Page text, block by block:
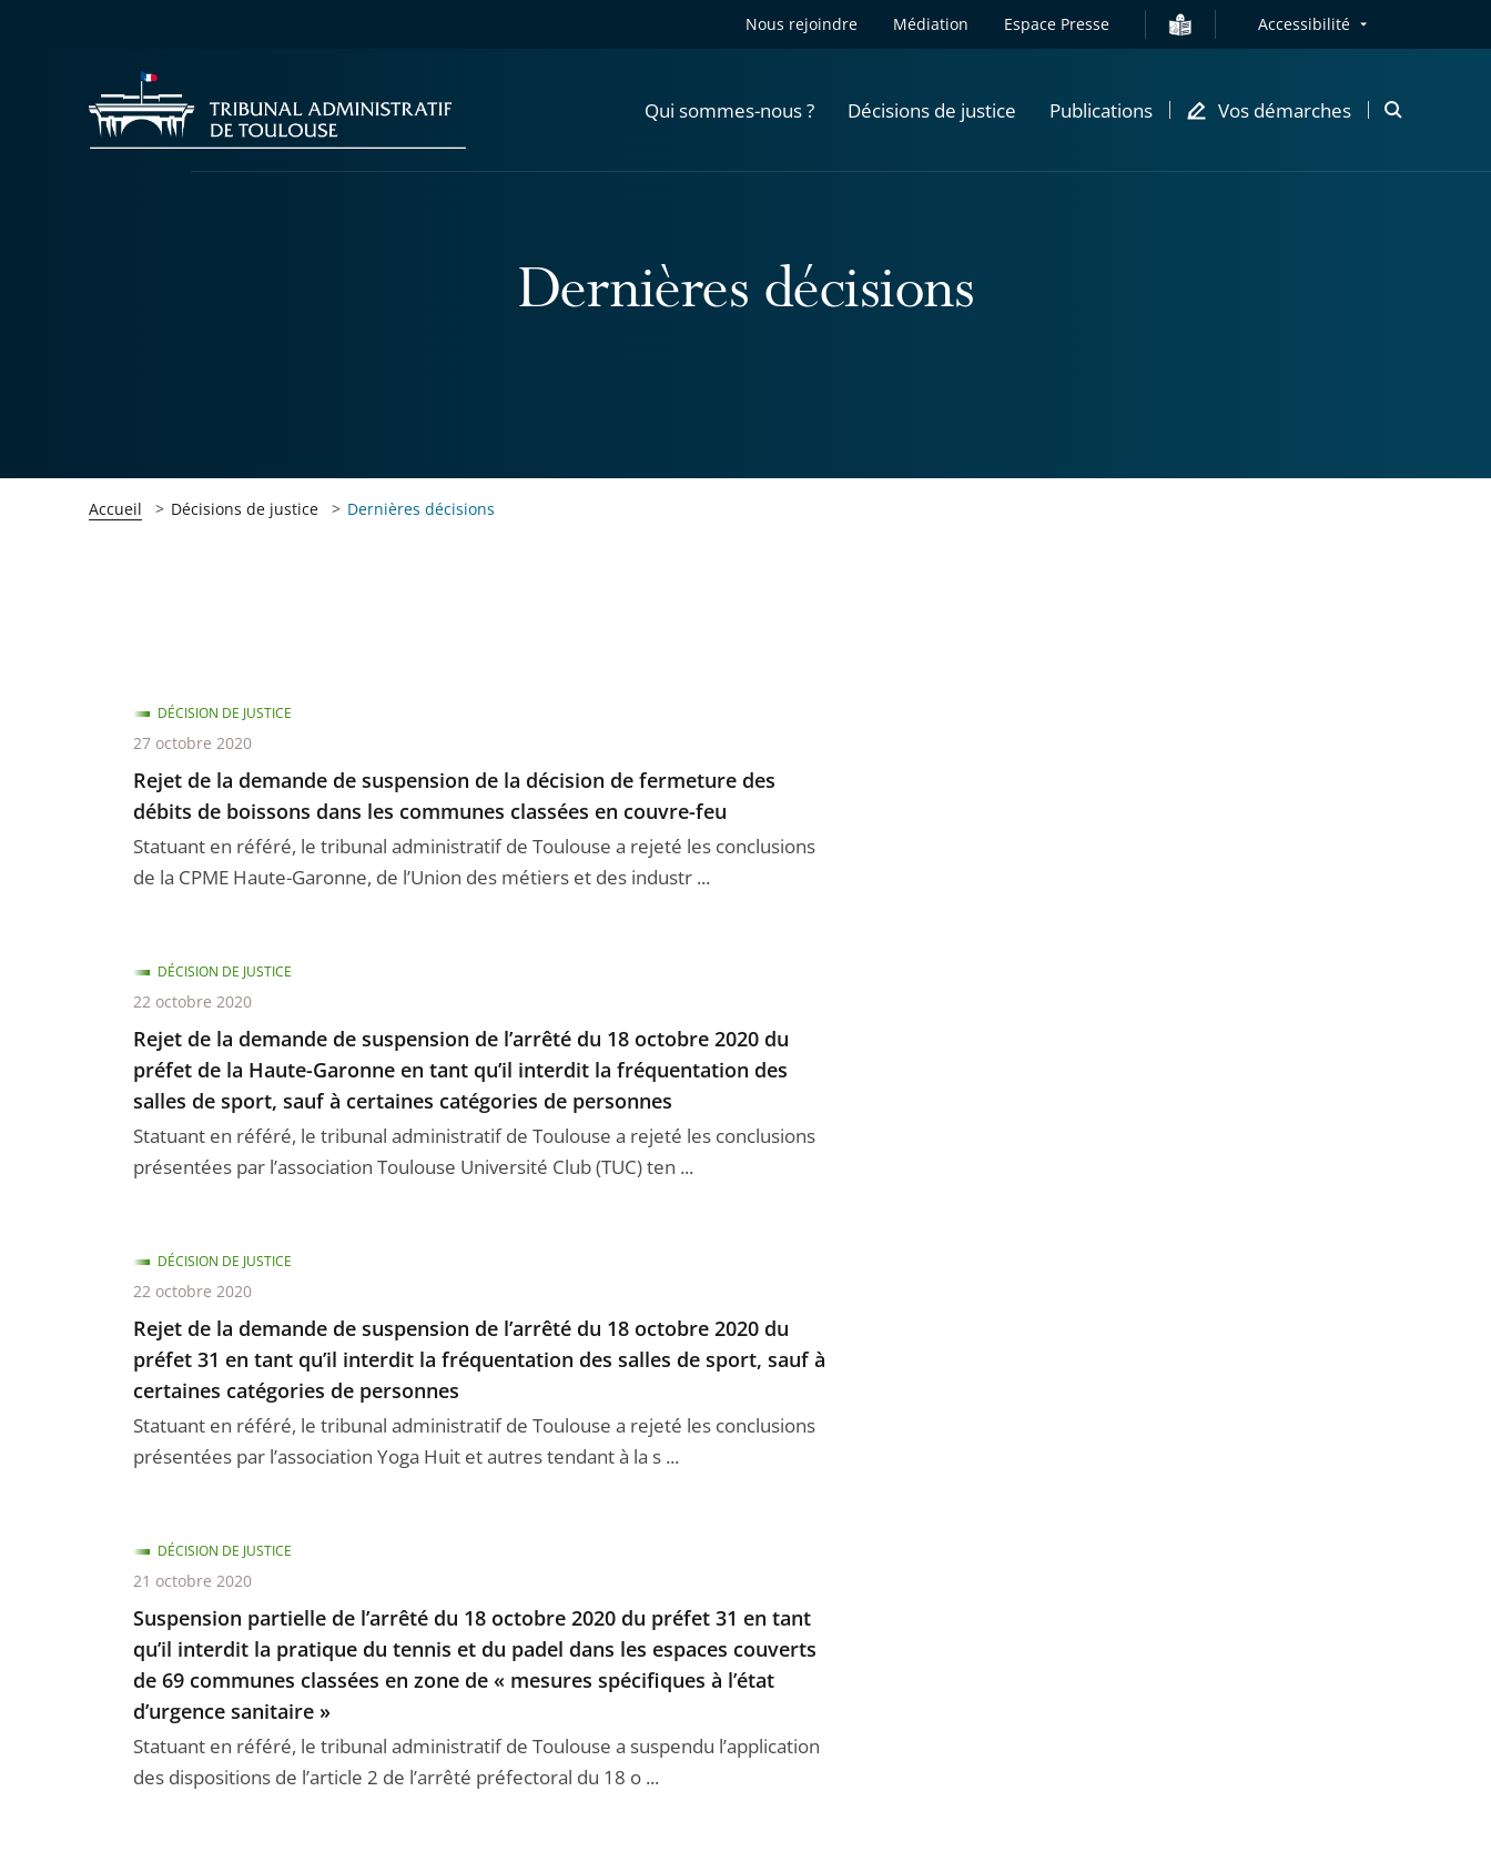
Nous rejoindre Médiation Espace Presse Accessibilité
Qui sommes-nous ? Décisions de justice Publications Vos démarches
Ouvrir
Dernières décisions
Accueil Décisions de justice Dernières décisions
Rejet de la demande de suspension de la décision de fermeture des
débits de boissons dans les communes classées en couvre-feu
Statuant en référé, le tribunal administratif de Toulouse a rejeté les conclusions
de la CPME Haute-Garonne, de l’Union des métiers et des industr ...
DÉCISION DE JUSTICE
27 octobre 2020
Rejet de la demande de suspension de l’arrêté du 18 octobre 2020 du
préfet de la Haute-Garonne en tant qu’il interdit la fréquentation des
salles de sport, sauf à certaines catégories de personnes
Statuant en référé, le tribunal administratif de Toulouse a rejeté les conclusions
présentées par l’association Toulouse Université Club (TUC) ten ...
DÉCISION DE JUSTICE
22 octobre 2020
Rejet de la demande de suspension de l’arrêté du 18 octobre 2020 du
préfet 31 en tant qu’il interdit la fréquentation des salles de sport, sauf à
certaines catégories de personnes
Statuant en référé, le tribunal administratif de Toulouse a rejeté les conclusions
présentées par l’association Yoga Huit et autres tendant à la s ...
DÉCISION DE JUSTICE
22 octobre 2020
Suspension partielle de l’arrêté du 18 octobre 2020 du préfet 31 en tant
qu’il interdit la pratique du tennis et du padel dans les espaces couverts
de 69 communes classées en zone de « mesures spécifiques à l’état
d’urgence sanitaire »
Statuant en référé, le tribunal administratif de Toulouse a suspendu l’application
des dispositions de l’article 2 de l’arrêté préfectoral du 18 o ...
DÉCISION DE JUSTICE
21 octobre 2020